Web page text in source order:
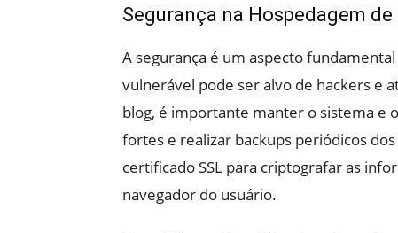
Segurança na Hospedagem de
A segurança é um aspecto
vulnerável pode ser alvo de hackers e
blog, é importante manter o sistema e
fortes e realizar backups periódicos
certificado SSL para criptografar as
navegador do usuário.